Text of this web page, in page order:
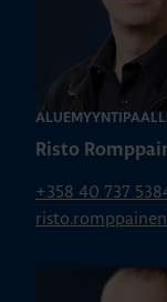
Risto
+358 40 737